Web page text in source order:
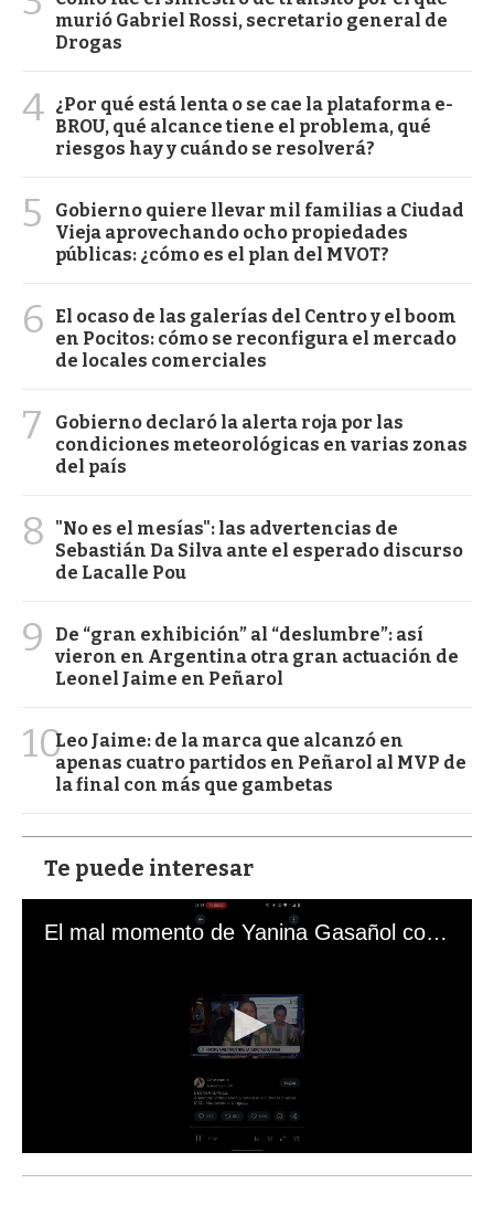
murió Gabriel Rossi, secretario general de
Drogas
4 ¿Por qué está lenta o se cae la plataforma e-
BROU, qué alcance tiene el problema, qué
riesgos hay y cuándo se resolverá?
5
Gobierno quiere llevar mil familias a Ciudad
Vieja aprovechando ocho propiedades
públicas: ¿cómo es el plan del MVOT?
6
El ocaso de las galerías del Centro y el boom
en Pocitos: cómo se reconfigura el mercado
de locales comerciales
7
Gobierno declaró la alerta roja por las
condiciones meteorológicas en varias zonas
del país
8
"No es el mesías": las advertencias de
Sebastián Da Silva ante el esperado discurso
de Lacalle Pou
9
De “gran exhibición” al “deslumbre”: así
vieron en Argentina otra gran actuación de
Leonel Jaime en Peñarol
10Leo Jaime: de la marca que alcanzó en
apenas cuatro partidos en Peñarol al MVP de
la final con más que gambetas
Te puede interesar
El mal momento de Yanina Gasañol con un hincha argentino en "Subrayado"
s